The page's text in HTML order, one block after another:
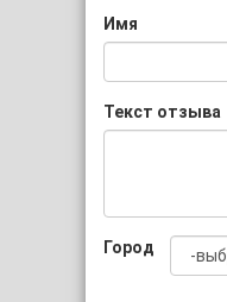
Имя
Текст отзыва
Город